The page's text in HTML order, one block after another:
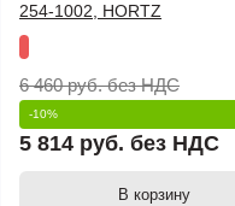
254-1002, HORTZ
6 460 руб.без НДС
-10%
5 814 руб. без НДС
В корзину